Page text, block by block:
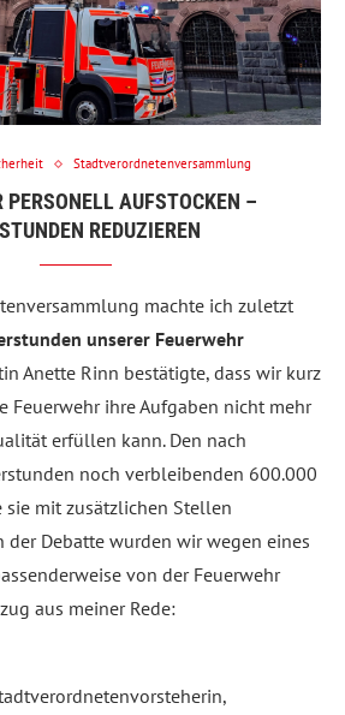
Stadtverordnetenversammlung
PERSONELL AUFSTOCKEN –
REDUZIEREN
machte ich zuletzt
unserer Feuerwehr
Anette Rinn bestätigte, dass wir kurz
Feuerwehr ihre Aufgaben nicht mehr
erfüllen kann. Den nach
noch verbleibenden 600.000
sie mit zusätzlichen Stellen
der Debatte wurden wir wegen eines
von der Feuerwehr
aus meiner Rede: